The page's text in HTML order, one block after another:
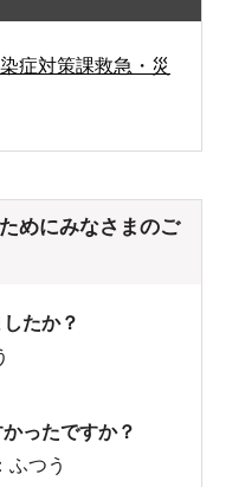
症対策課救急・災
めにみなさまのご
たか？
ったですか？
ふつう